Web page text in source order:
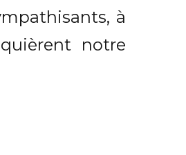
à
notre